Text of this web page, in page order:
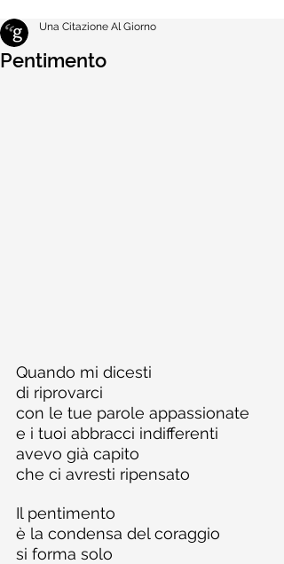
Pentimento
Una Citazione Al Giorno
Quando mi dicesti
di riprovarci
con le tue parole appassionate
e i tuoi abbracci indifferenti
avevo già capito
che ci avresti ripensato
Il pentimento
è la condensa del coraggio
si forma solo